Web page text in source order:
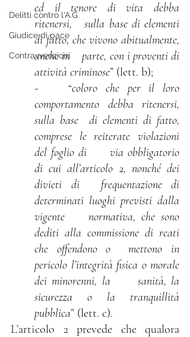
Delitti contro l'A.G.
Giudice di pace
Contravvenzioni
ed il tenore di vita debba
ritenersi, 	sulla base di elementi
di fatto, che vivono abitualmente,
anche in 	parte, con i proventi di
attività criminose” (lett. b);
- 	“coloro che per il loro
comportamento debba ritenersi,
sulla base 	di elementi di fatto,
comprese le reiterate violazioni
del foglio di 	via obbligatorio
di cui all’articolo 2, nonché dei
divieti di 	frequentazione di
determinati luoghi previsti dalla
vigente 	normativa, che sono
dediti alla commissione di reati
che offendono o 	mettono in
pericolo l’integrità fisica o morale
dei minorenni, la 	sanità, la
sicurezza o la tranquillità
pubblica” (lett. c).
L’articolo 2 prevede che qualora